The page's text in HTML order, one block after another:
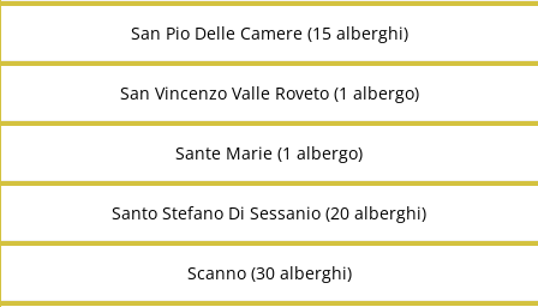
San Pio Delle Camere (15 alberghi)
San Vincenzo Valle Roveto (1 albergo)
Sante Marie (1 albergo)
Santo Stefano Di Sessanio (20 alberghi)
Scanno (30 alberghi)